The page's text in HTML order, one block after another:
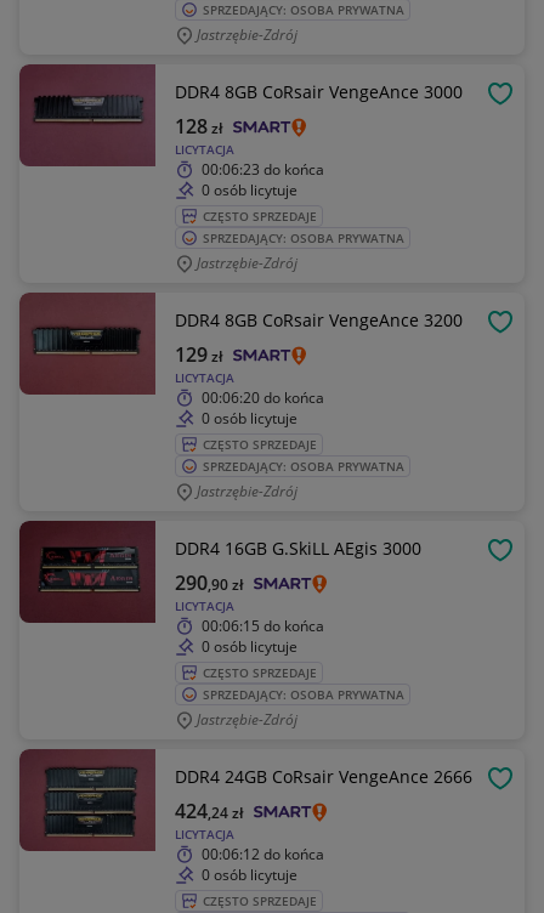
SPRZEDAJĄCY: OSOBA PRYWATNA
Jastrzębie-Zdrój
DDR4 8GB CoRsair VengeAnce 3000
LICYTACJA
128zł
00:06:23 do końca
0 osób licytuje
CZĘSTO SPRZEDAJE
SPRZEDAJĄCY: OSOBA PRYWATNA
Jastrzębie-Zdrój
DDR4 8GB CoRsair VengeAnce 3200
LICYTACJA
129zł
00:06:20do końca
0 osób licytuje
CZĘSTO SPRZEDAJE
SPRZEDAJĄCY: OSOBA PRYWATNA
Jastrzębie-Zdrój
DDR4 16GB G.SkiLL AEgis 3000
LICYTACJA
290,90zł
00:06:15 do końca
0 osób licytuje
CZĘSTO SPRZEDAJE
SPRZEDAJĄCY: OSOBA PRYWATNA
Jastrzębie-Zdrój
DDR4 24GB CoRsair VengeAnce 2666
LICYTACJA
424,24zł
00:06:12 do końca
0 osób licytuje
CZĘSTO SPRZEDAJE